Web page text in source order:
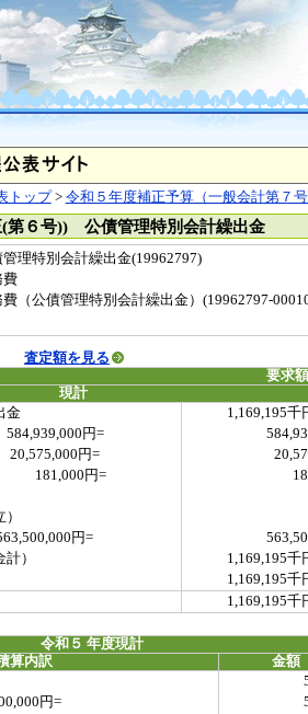
トップ> 令和５年度補正予算（一般会計第７
(第６号)) 公債管理特別会計繰出金
管理特別会計繰出金(19962797)
費
費（公債管理特別会計繰出金）(19962797-
査定額を見る
要求
現計
金
1,169,195千
円=
円=
円=
円=
）
1,169,195千
1,169,195千
1,169,195千
令和５ 年度現計
算内訳
金額
円=